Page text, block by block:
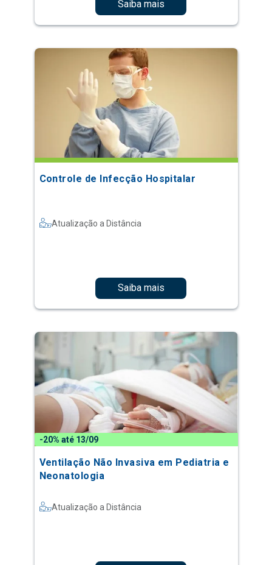
Saiba mais
Controle de Infecção Hospitalar
Atualização a Distância
Saiba mais
-20% até 13/09
Ventilação Não Invasiva em Pediatria e
Neonatologia
Atualização a Distância